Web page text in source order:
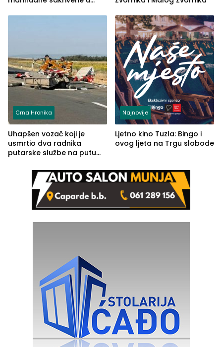
Crna Hronika
Uhapšen vozač koji je
usmrtio dva radnika
putarske službe na putu
(FOTO)
Najnovije
Ljetno kino Tuzla: Bingo i
ovog ljeta na Trgu slobode